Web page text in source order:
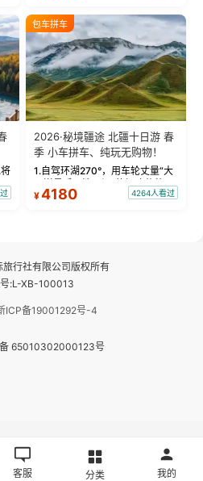
瓦人最大村落——禾木村，欣赏
晨雾与小木...
包车拼车
2026·秘境疆途 北疆十日游 春
季 小车拼车、纯玩无购物！
1.自驾环湖270°，用车轮丈量“大
西洋最后一滴眼泪”的极致蔚蓝，
让雪山、花海与深邃湖水在转弯
¥4180 4264人看过
行社有限公司版权所有
:L-XB-100013
ICP备19001292号-4
65010302000123号
客服 分类 我的